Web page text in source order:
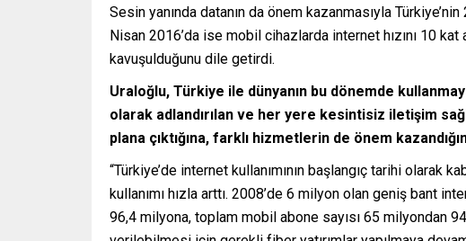
Sesin yanında datanın da önem kazanmasıyla
Nisan 2016’da ise mobil cihazlarda internet hızını 10
kavuşulduğunu dile getirdi.
Uraloğlu, Türkiye ile dünyanın bu dönemde
olarak adlandırılan ve her yere kesintisiz iletişim
plana çıktığına, farklı hizmetlerin de önem
“Türkiye’de internet kullanımının başlangıç tarihi olarak
kullanımı hızla arttı. 2008’de 6 milyon olan geniş bant
96,4 milyona, toplam mobil abone sayısı 65 milyondan